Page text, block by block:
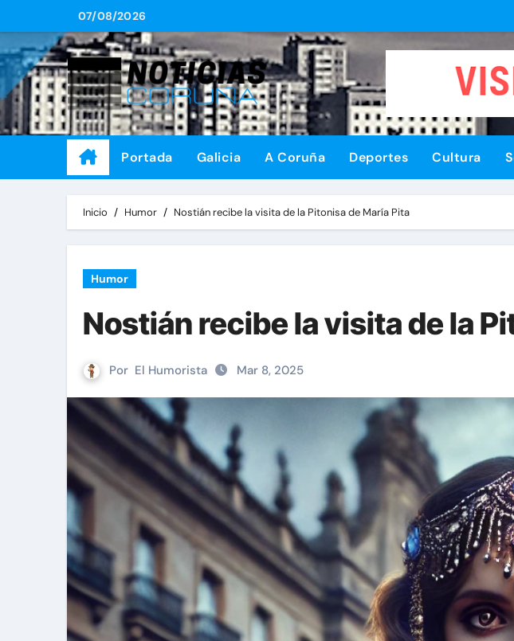
al
contenido
07/08/2026
Portada Galicia A Coruña Deportes Cultura
Inicio Humor Nostián recibe la visita de la Pitonisa de María Pita
Humor
Nostián recibe la visita de la
Por El Humorista Mar 8, 2025